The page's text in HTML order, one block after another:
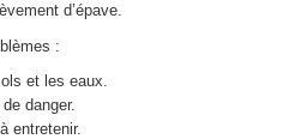
d’épave.
:
et les eaux.
danger.
entretenir.